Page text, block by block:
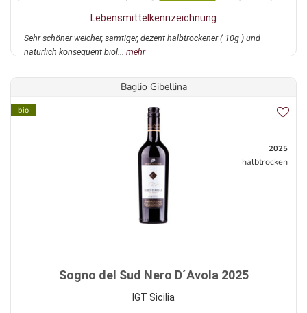
Lebensmittelkennzeichnung
Sehr schöner weicher, samtiger, dezent halbtrockener ( 10g ) und
natürlich konsequent biol... mehr
Baglio Gibellina
bio
2025
halbtrocken
Sogno del Sud Nero D´Avola 2025
IGT Sicilia